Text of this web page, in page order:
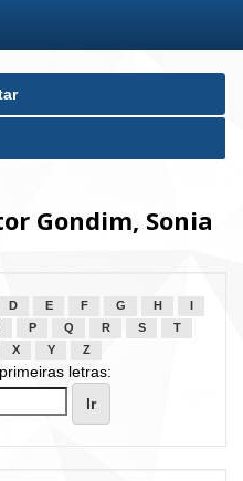
Gondim, Sonia
D E F G H
P Q R S
T
X Y Z
letras: